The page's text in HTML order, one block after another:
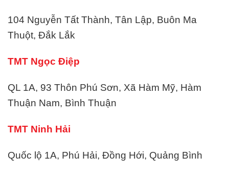
104 Nguyễn Tất Thành, Tân Lập, Buôn Ma
Thuột, Đắk Lắk
TMT Ngọc Điệp
QL 1A, 93 Thôn Phú Sơn, Xã Hàm Mỹ, Hàm
Thuận Nam, Bình Thuận
TMT Ninh Hải
Quốc lộ 1A, Phú Hải, Đồng Hới, Quảng Bình